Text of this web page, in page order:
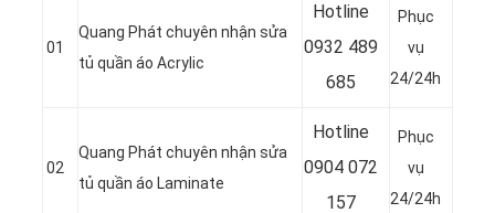
01
Quang Phát chuyên nhận sửa
tủ quần áo Acrylic
Hotline
0932 489
685
Phục
vụ
24/24h
02
Quang Phát chuyên nhận sửa
tủ quần áo Laminate
Hotline
0904 072
157
Phục
vụ
24/24h